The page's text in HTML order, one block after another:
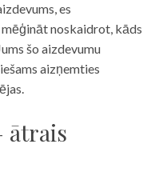
es
noskaidrot, kāds
šo aizdevumu
aizņemties
ātrais